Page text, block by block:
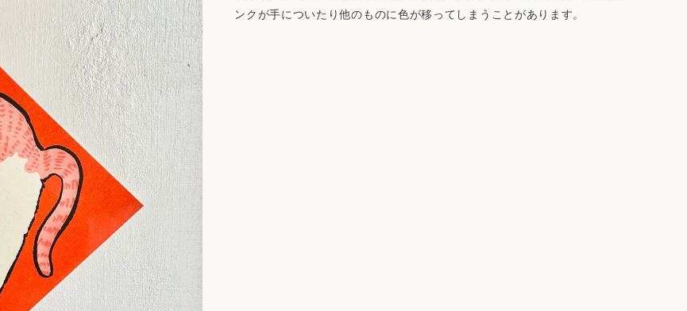
ンクが手についたり他のものに色が移ってしまうことがあります。